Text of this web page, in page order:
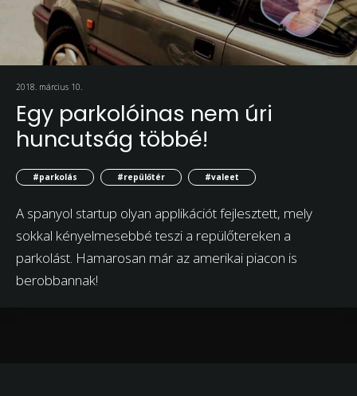
2018. március 10.
Egy parkolóinas nem úri
huncutság többé!
#parkolás #repülőtér #valeet
A spanyol startup olyan applikációt fejlesztett, mely
sokkal kényelmesebbé teszi a repülőtereken a
parkolást. Hamarosan már az amerikai piacon is
berobbannak!